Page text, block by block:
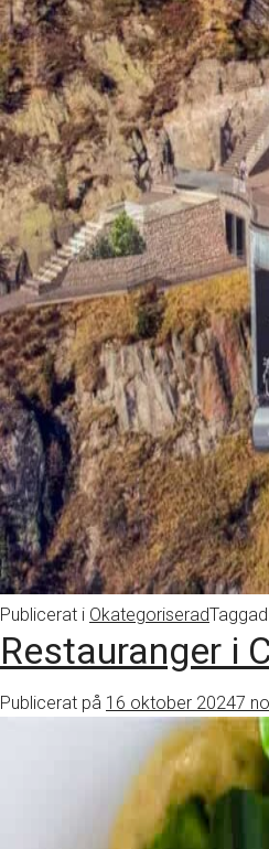
Publicerat i OkategoriseradTaggad
Restauranger i
Publicerat på 16 oktober 20247